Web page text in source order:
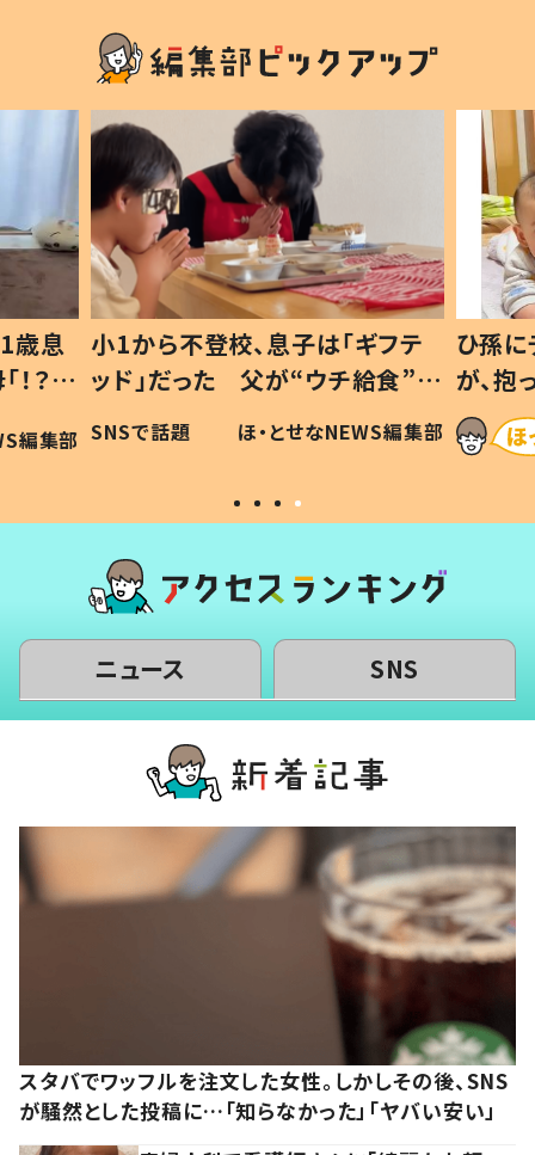
歳息
？」
編集部
小1から不登校、息子は「ギフテ
ッド」だった 父が“ウチ給食”を
作り続ける理由とは #令和の親
#令和の子
SNSで話題 ほ・とせなNEWS編集部
ひ孫
が、
「涙が
い」
ニュース SNS
スタバでワッフルを注文した女性。しかしその後、SNS
が騒然とした投稿に…「知らなかった」「ヤバい安い」